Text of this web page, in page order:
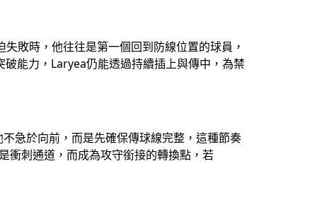
敗時，他往往是第一個回到防線位置的球員，
能力，Laryea仍能透過持續插上與傳中，為禁
急於向前，而是先確保傳球線完整，這種節奏
衝刺通道，而成為攻守銜接的轉換點，若